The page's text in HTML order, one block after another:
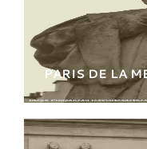
PARIS DE LA
Une histoire de
grands
enseignement.